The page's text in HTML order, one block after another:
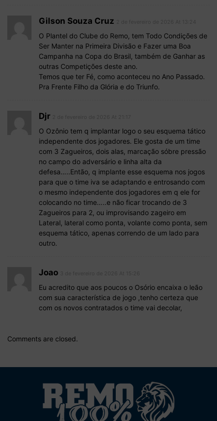
Gilson Souza Cruz
O Plantel do Clube do Remo, tem Todo Condições de
Ser Manter na Primeira Divisão e Fazer uma Boa
Campanha na Copa do Brasil, também de Ganhar as
outras Competições deste ano.
Temos que ter Fé, como aconteceu no Ano Passado.
Pra Frente Filho da Glória e do Triunfo.
Djr
O Ozônio tem q implantar logo o seu esquema tático
independente dos jogadores. Ele gosta de um time
com 3 Zagueiros, dois alas, marcação sóbre pressão
no campo do adversário e linha alta da
defesa…..Então, q implante esse esquema nos jogos
para que o time iva se adaptando e entrosando com
o mesmo independente dos jogadores em q ele for
colocando no time…..e não ficar trocando de 3
Zagueiros para 2, ou improvisando zageiro em
Lateral, lateral como ponta, volante como ponta, sem
esquema tático, apenas correndo de um lado para
outro.
Joao
Eu acredito que aos poucos o Osório encaixa o leão
com sua característica de jogo ,tenho certeza que
com os novos contratados o time vai decolar,
Comments are closed.